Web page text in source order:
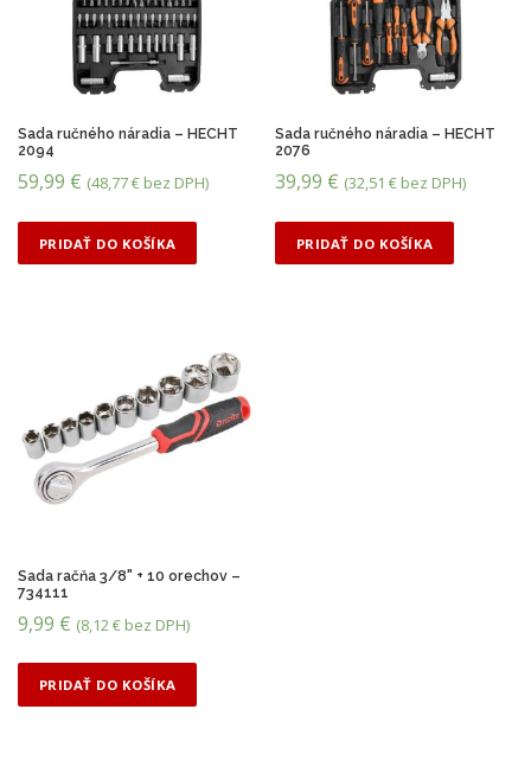
p
o
ľ
c
n
:
o
v
y
š
š
a
n
ž
š
Sada ručného náradia – HECHT
2094
59,99 € (48,77€ bez DPH)
PRIDAŤ DO KOŠÍKA
Sada ručného náradia – HECHT
2076
39,99 € (32,51€ bez DPH)
PRIDAŤ DO KOŠÍKA
Sada račňa 3/8" + 10 orechov –
734111
9,99 € (8,12€ bez DPH)
PRIDAŤ DO KOŠÍKA